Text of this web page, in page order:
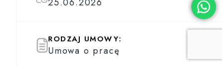
25.06.2026
RODZAJ UMOWY:
Umowa o pracę